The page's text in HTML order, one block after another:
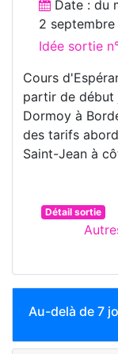
Date : du
2
Idée sortie
Cours
partir de début
Dormoy à
des tarifs
Saint-Jean à
Détail sortie
Au-delà de 7